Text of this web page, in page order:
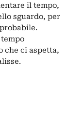
il tempo,
sguardo, per
che ci aspetta,